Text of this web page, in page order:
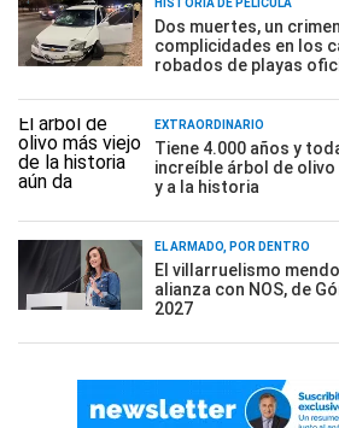
HISTORIA DE PELÍCULA
Dos muertes, un
complicidades en los
robados de playas
EXTRAORDINARIO
Tiene 4.000 años y
increíble árbol de
y a la historia
EL ARMADO, POR DENTRO
El villarruelismo
alianza con NOS, de
2027